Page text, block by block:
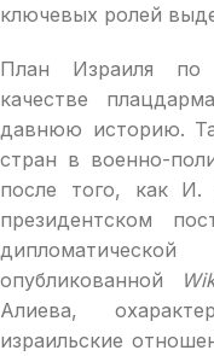
ключевых ролей
План Израиля по
качестве
давнюю историю.
стран в военно-
после того, как И.
президентском
опубликованной
Алиева,
израильские